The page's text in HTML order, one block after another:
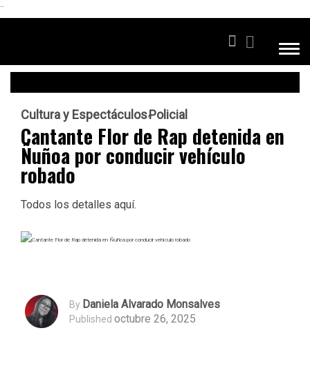
```
Cultura y EspectáculosPolicial
Cantante Flor de Rap detenida en
Ñuñoa por conducir vehículo
robado
Todos los detalles aquí.
By Daniela Alvarado Monsalves
Published octubre 26, 2025